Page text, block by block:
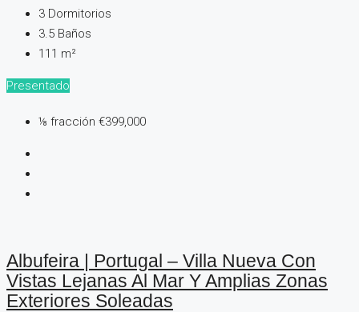
3 Dormitorios
3.5 Baños
111 m²
Presentado
⅛ fracción €399,000
Albufeira | Portugal – Villa Nueva Con
Vistas Lejanas Al Mar Y Amplias Zonas
Exteriores Soleadas